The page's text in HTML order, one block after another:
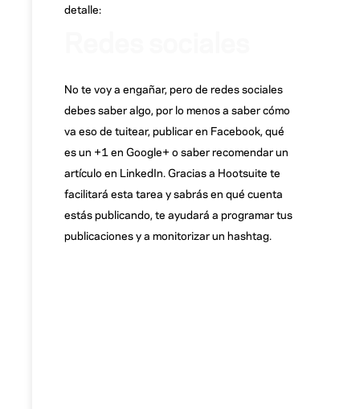
detalle:
No te voy a engañar, pero de redes sociales
debes saber algo, por lo menos a saber cómo
va eso de tuitear, publicar en Facebook, qué
es un +1 en Google+ o saber recomendar un
artículo en LinkedIn. Gracias a Hootsuite te
facilitará esta tarea y sabrás en qué cuenta
estás publicando, te ayudará a programar tus
publicaciones y a monitorizar un hashtag.